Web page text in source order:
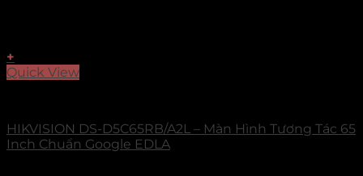
+
Quick View
HIKVISION DS-D5C65RB/A2L – Màn Hình Tương Tác 65
Inch Chuẩn Google EDLA